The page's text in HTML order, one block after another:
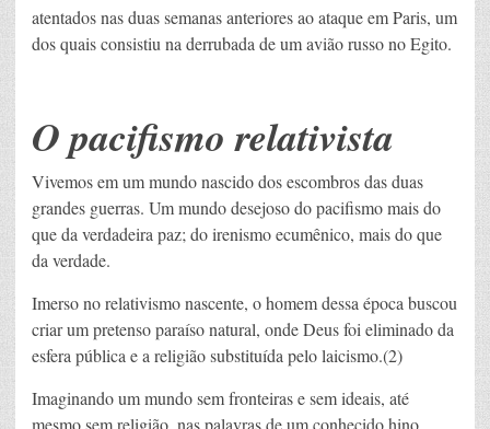
atentados nas duas semanas anteriores ao ataque em Paris, um
dos quais consistiu na derrubada de um avião russo no Egito.
O pacifismo relativista
Vivemos em um mundo nascido dos escombros das duas
grandes guerras. Um mundo desejoso do pacifismo mais do
que da verdadeira paz; do irenismo ecumênico, mais do que
da verdade.
Imerso no relativismo nascente, o homem dessa época buscou
criar um pretenso paraíso natural, onde Deus foi eliminado da
esfera pública e a religião substituída pelo laicismo.(2)
Imaginando um mundo sem fronteiras e sem ideais, até
mesmo sem religião, nas palavras de um conhecido hino